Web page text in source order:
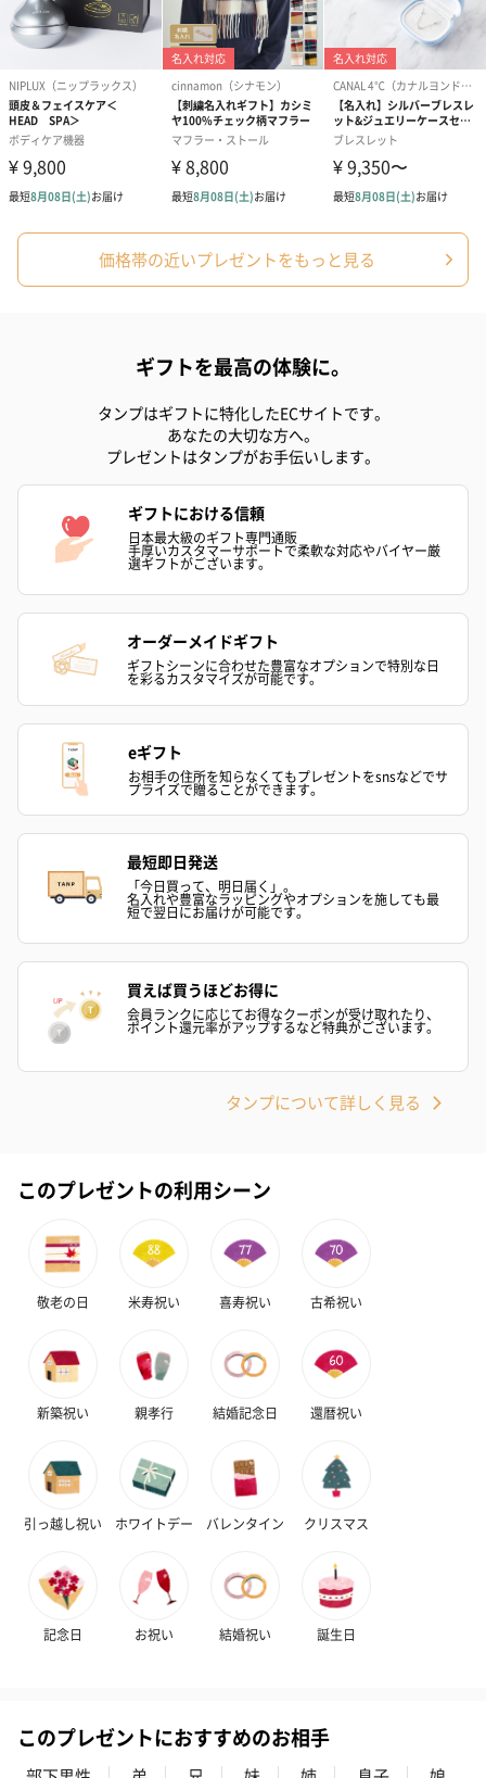
価格帯の近いプレゼントをもっと見る
ギフトを最高の体験に。
タンプはギフトに特化したECサイトです。
あなたの大切な方へ。
プレゼントはタンプがお手伝いします。
ギフトにおける信頼
日本最大級のギフト専門通販
手厚いカスタマーサポートで柔軟な対応やバイヤー厳
選ギフトがございます。
オーダーメイドギフト
ギフトシーンに合わせた豊富なオプションで特別な日
を彩るカスタマイズが可能です。
eギフト
お相手の住所を知らなくてもプレゼントをsnsなどでサ
プライズで贈ることができます。
最短即日発送
「今日買って、明日届く」。
名入れや豊富なラッピングやオプションを施しても最
短で翌日にお届けが可能です。
買えば買うほどお得に
会員ランクに応じてお得なクーポンが受け取れたり、
ポイント還元率がアップするなど特典がございます。
タンプについて詳しく見る
このプレゼントの利用シーン
敬老の日 米寿祝い 喜寿祝い 古希祝い
新築祝い 親孝行 結婚記念日 還暦祝い
引っ越し祝い ホワイトデー バレンタイン クリスマス
記念日 お祝い 結婚祝い 誕生日
このプレゼントにおすすめのお相手